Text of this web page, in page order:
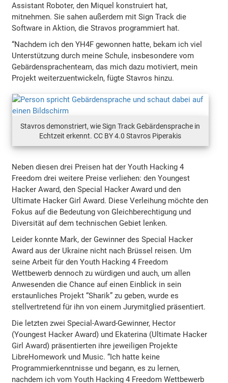
Assistant Roboter, den Miquel konstruiert hat,
mitnehmen. Sie sahen außerdem mit Sign Track die
Software in Aktion, die Stravos programmiert hat.
“Nachdem ich den YH4F gewonnen hatte, bekam ich viel
Unterstützung durch meine Schule, insbesondere vom
Gebärdensprachenteam, das mich dazu motiviert, mein
Projekt weiterzuentwickeln, fügte Stavros hinzu.
Stavros demonstriert, wie Sign Track Gebärdensprache in
Echtzeit erkennt. CC BY 4.0 Stavros Piperakis
Neben diesen drei Preisen hat der Youth Hacking 4
Freedom drei weitere Preise verliehen: den Youngest
Hacker Award, den Special Hacker Award und den
Ultimate Hacker Girl Award. Diese Verleihung möchte den
Fokus auf die Bedeutung von Gleichberechtigung und
Diversität auf dem technischen Gebiet lenken.
Leider konnte Mark, der Gewinner des Special Hacker
Award aus der Ukraine nicht nach Brüssel reisen. Um
seine Arbeit für den Youth Hacking 4 Freedom
Wettbewerb dennoch zu würdigen und auch, um allen
Anwesenden die Chance auf einen Einblick in sein
erstaunliches Projekt “Sharik” zu geben, wurde es
stellvertretend für ihn von einem Jurymitglied präsentiert.
Die letzten zwei Special-Award-Gewinner, Hector
(Youngest Hacker Award) und Ekaterina (Ultimate Hacker
Girl Award) präsentierten ihre jeweiligen Projekte
LibreHomework und Music. “Ich hatte keine
Programmierkenntnisse und begann, es zu lernen,
nachdem ich vom Youth Hacking 4 Freedom Wettbewerb